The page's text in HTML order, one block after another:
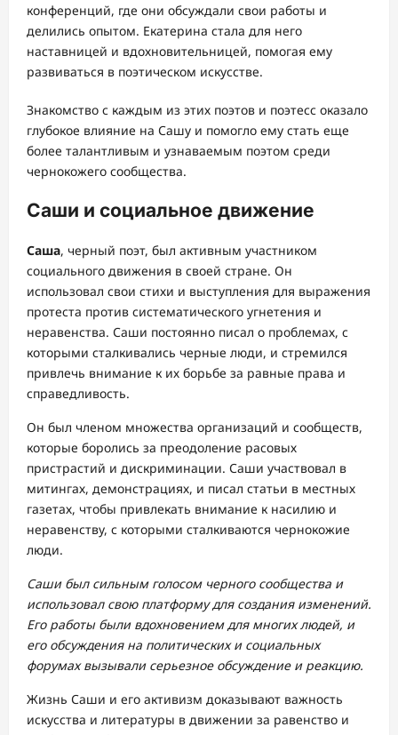
конференций, где они обсуждали свои работы и
делились опытом. Екатерина стала для него
наставницей и вдохновительницей, помогая ему
развиваться в поэтическом искусстве.
Знакомство с каждым из этих поэтов и поэтесс оказало
глубокое влияние на Сашу и помогло ему стать еще
более талантливым и узнаваемым поэтом среди
чернокожего сообщества.
Саши и социальное движение
Саша, черный поэт, был активным участником
социального движения в своей стране. Он
использовал свои стихи и выступления для выражения
протеста против систематического угнетения и
неравенства. Саши постоянно писал о проблемах, с
которыми сталкивались черные люди, и стремился
привлечь внимание к их борьбе за равные права и
справедливость.
Он был членом множества организаций и сообществ,
которые боролись за преодоление расовых
пристрастий и дискриминации. Саши участвовал в
митингах, демонстрациях, и писал статьи в местных
газетах, чтобы привлекать внимание к насилию и
неравенству, с которыми сталкиваются чернокожие
люди.
Саши был сильным голосом черного сообщества и
использовал свою платформу для создания изменений.
Его работы были вдохновением для многих людей, и
его обсуждения на политических и социальных
форумах вызывали серьезное обсуждение и реакцию.
Жизнь Саши и его активизм доказывают важность
искусства и литературы в движении за равенство и